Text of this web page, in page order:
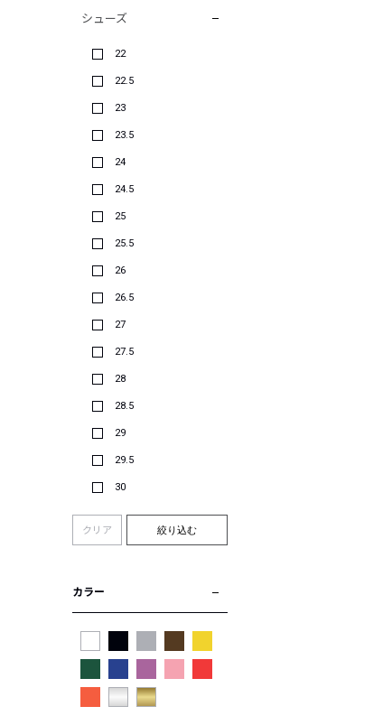
シューズ
22
22.5
23
23.5
24
24.5
25
25.5
26
26.5
27
27.5
28
28.5
29
29.5
30
クリア 絞り込む
カラー